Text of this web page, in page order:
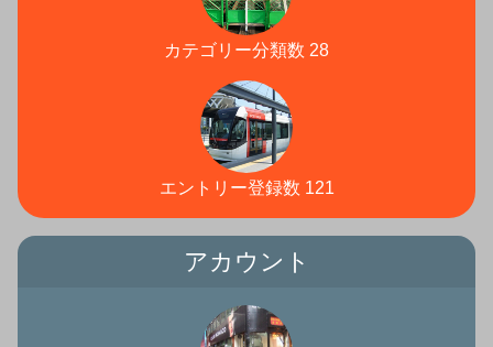
カテゴリー分類数 28
エントリー登録数 121
アカウント